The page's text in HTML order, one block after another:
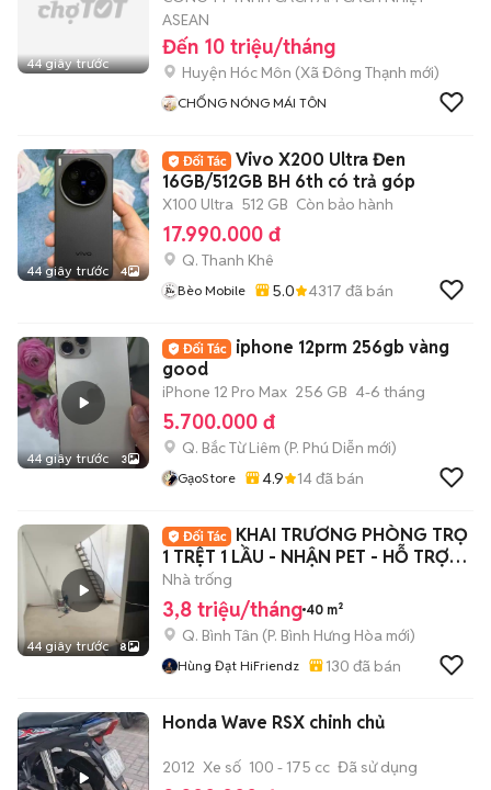
44 giây trước
ASEAN
Đến 10 triệu/tháng
Huyện Hóc Môn (Xã Đông Thạnh mới)
CHỐNG NÓNG MÁI TÔN
44 giây trước 4
Vivo X200 Ultra Đen
16GB/512GB BH 6th có trả góp
X100 Ultra 512 GB Còn bảo hành
17.990.000 đ
Q. Thanh Khê
Bèo Mobile 5.0 4317 đã bán
44 giây trước 3
iphone 12prm 256gb vàng
good
iPhone 12 Pro Max 256 GB 4-6 tháng
5.700.000 đ
Q. Bắc Từ Liêm (P. Phú Diễn mới)
GạoStore 4.9 14đã bán
44 giây trước 8
KHAI TRƯƠNG PHÒNG TRỌ
1 TRỆT 1 LẦU - NHẬN PET - HỖ TRỢ
CỌC -8P AEON TP
Nhà trống
3,8 triệu/tháng 40 m²
Q. Bình Tân (P. Bình Hưng Hòa mới)
Hùng Đạt HiFriendz 130 đã bán
Honda Wave RSX chinh chủ
2012 Xe số 100 - 175 cc Đã sử dụng